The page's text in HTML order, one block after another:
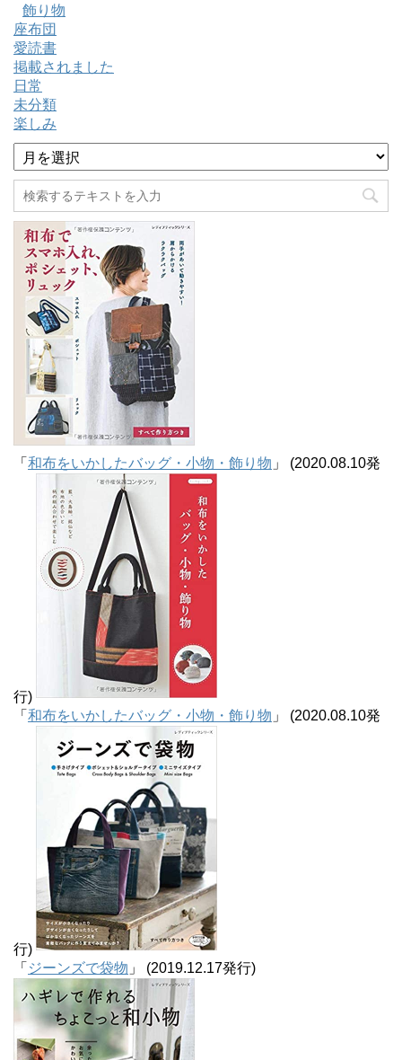
飾り物
座布団
愛読書
掲載されました
日常
未分類
楽しみ
ア
ー
カ
イ
ブ
「 和布をいかしたバッグ・小物・飾り物 」 (2020.08.10発
行)
「 和布をいかしたバッグ・小物・飾り物 」 (2020.08.10発
行)
「 ジーンズで袋物 」 (2019.12.17発行)